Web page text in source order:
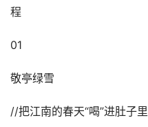
程
01
敬亭绿雪
//把江南的春天“喝”进肚子里